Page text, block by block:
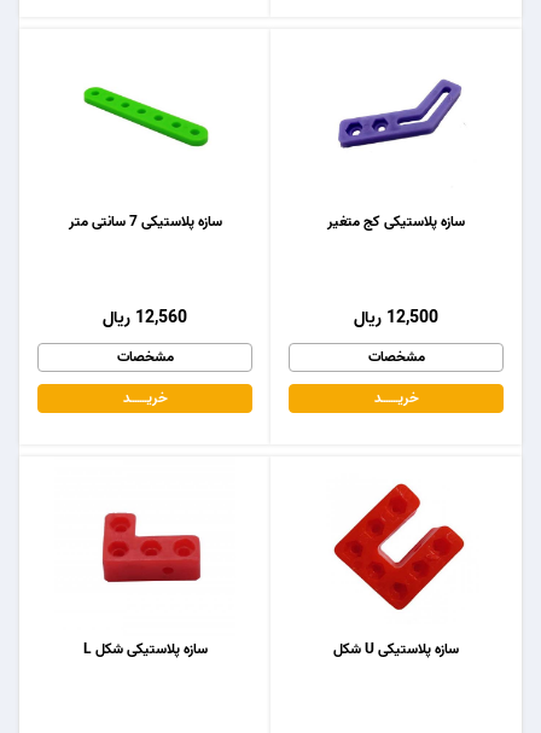
سازه پلاستیکی 7 سانتی متر
12,560 ریال
مشخصات
خریـــــــد
سازه پلاستیکی کج متغیر
12,500 ریال
مشخصات
خریـــــــد
سازه پلاستیکی شکل L سازه پلاستیکی U شکل